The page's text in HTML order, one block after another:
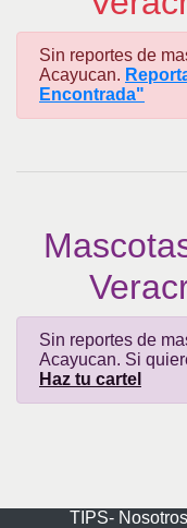
Sin reportes de
Acayucan.
Encontrada"
Sin reportes de
Acayucan. Si
Haz tu cartel
TIPS-